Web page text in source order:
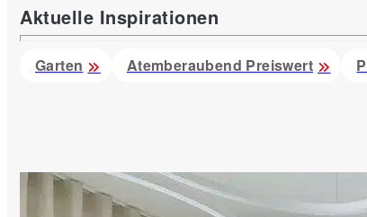
Aktuelle Inspirationen
Garten Atemberaubend Preiswert